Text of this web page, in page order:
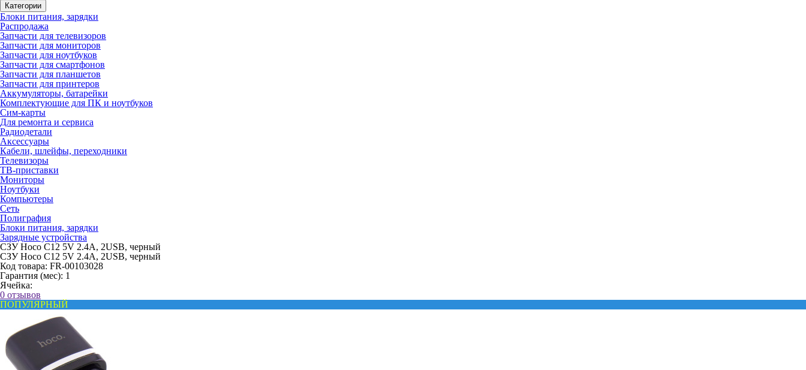
Категории
Блоки питания, зарядки
Распродажа
Запчасти для телевизоров
Запчасти для мониторов
Запчасти для ноутбуков
Запчасти для смартфонов
Запчасти для планшетов
Запчасти для принтеров
Аккумуляторы, батарейки
Комплектующие для ПК и ноутбуков
Сим-карты
Для ремонта и сервиса
Радиодетали
Аксессуары
Кабели, шлейфы, переходники
Телевизоры
ТВ-приставки
Мониторы
Ноутбуки
Компьютеры
Сеть
Полиграфия
Блоки питания, зарядки
Зарядные устройства
СЗУ Hoco C12 5V 2.4A, 2USB, черный
СЗУ Hoco C12 5V 2.4A, 2USB, черный
Код товара: FR-00103028
Гарантия (мес): 1
Ячейка:
0 отзывов
ПОПУЛЯРНЫЙ